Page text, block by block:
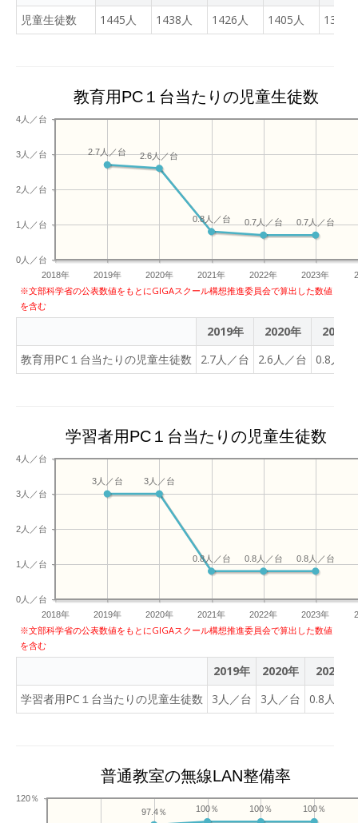
児童生徒数
1445人 1438人 1426人 1405人 1360
教育用PC１台当たりの児童生徒数
2018年 2019年 2020年 2021年 2022年 2023年
0人／台
1人／台
2人／台
3人／台
4人／台
0.7人／台
0.7人／台
0.8人／台
2.6人／台
2.7人／台
※文部科学省の公表数値をもとにGIGAスクール構想推進委員会で算出した数値
を含む
2019年 2020年
2021年
教育用PC１台当たりの児童生徒数
2.7人／台 2.6人／台 0.8人／
学習者用PC１台当たりの児童生徒数
2018年 2019年 2020年 2021年 2022年 2023年
0人／台
1人／台
2人／台
3人／台
4人／台
0.8人／台
0.8人／台
0.8人／台
3人／台
3人／台
※文部科学省の公表数値をもとにGIGAスクール構想推進委員会で算出した数値
を含む
2019年 2020年
2021年
学習者用PC１台当たりの児童生徒数
3人／台 3人／台 0.8人／台
普通教室の無線LAN整備率
120％
100％
100％
100％
97.4％